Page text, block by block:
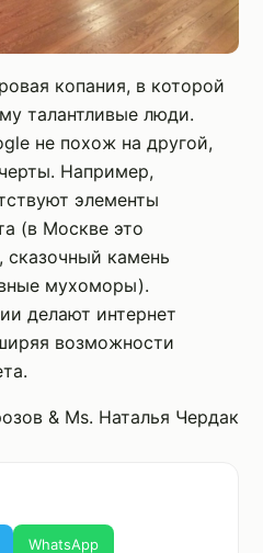
копания, в которой
талантливые люди.
не похож на другой,
Например,
элементы
(в Москве это
камень
мухоморы).
делают интернет
возможности
& Ms. Наталья Чердак
WhatsApp